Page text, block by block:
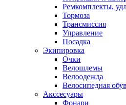
Ремкомплекты,
Тормоза
Трансмиссия
Управление
Посадка
Экипировка
Очки
Велошлемы
Велоодежда
Велосипедная
Акссесуары
Фонари